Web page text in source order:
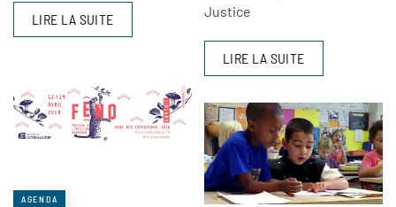
LIRE LA SUITE
AGENDA
Justice
LIRE LA SUITE